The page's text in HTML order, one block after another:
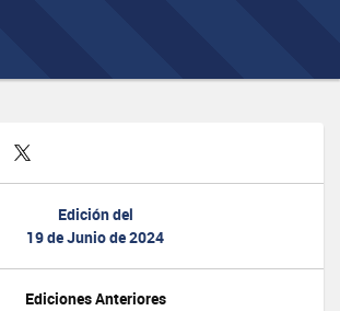
Edición del
19 de Junio de 2024
Ediciones Anteriores